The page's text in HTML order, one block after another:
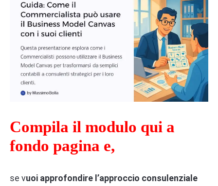
Compila il modulo qui a
fondo pagina e,
se vuoi approfondire l’approccio consulenziale